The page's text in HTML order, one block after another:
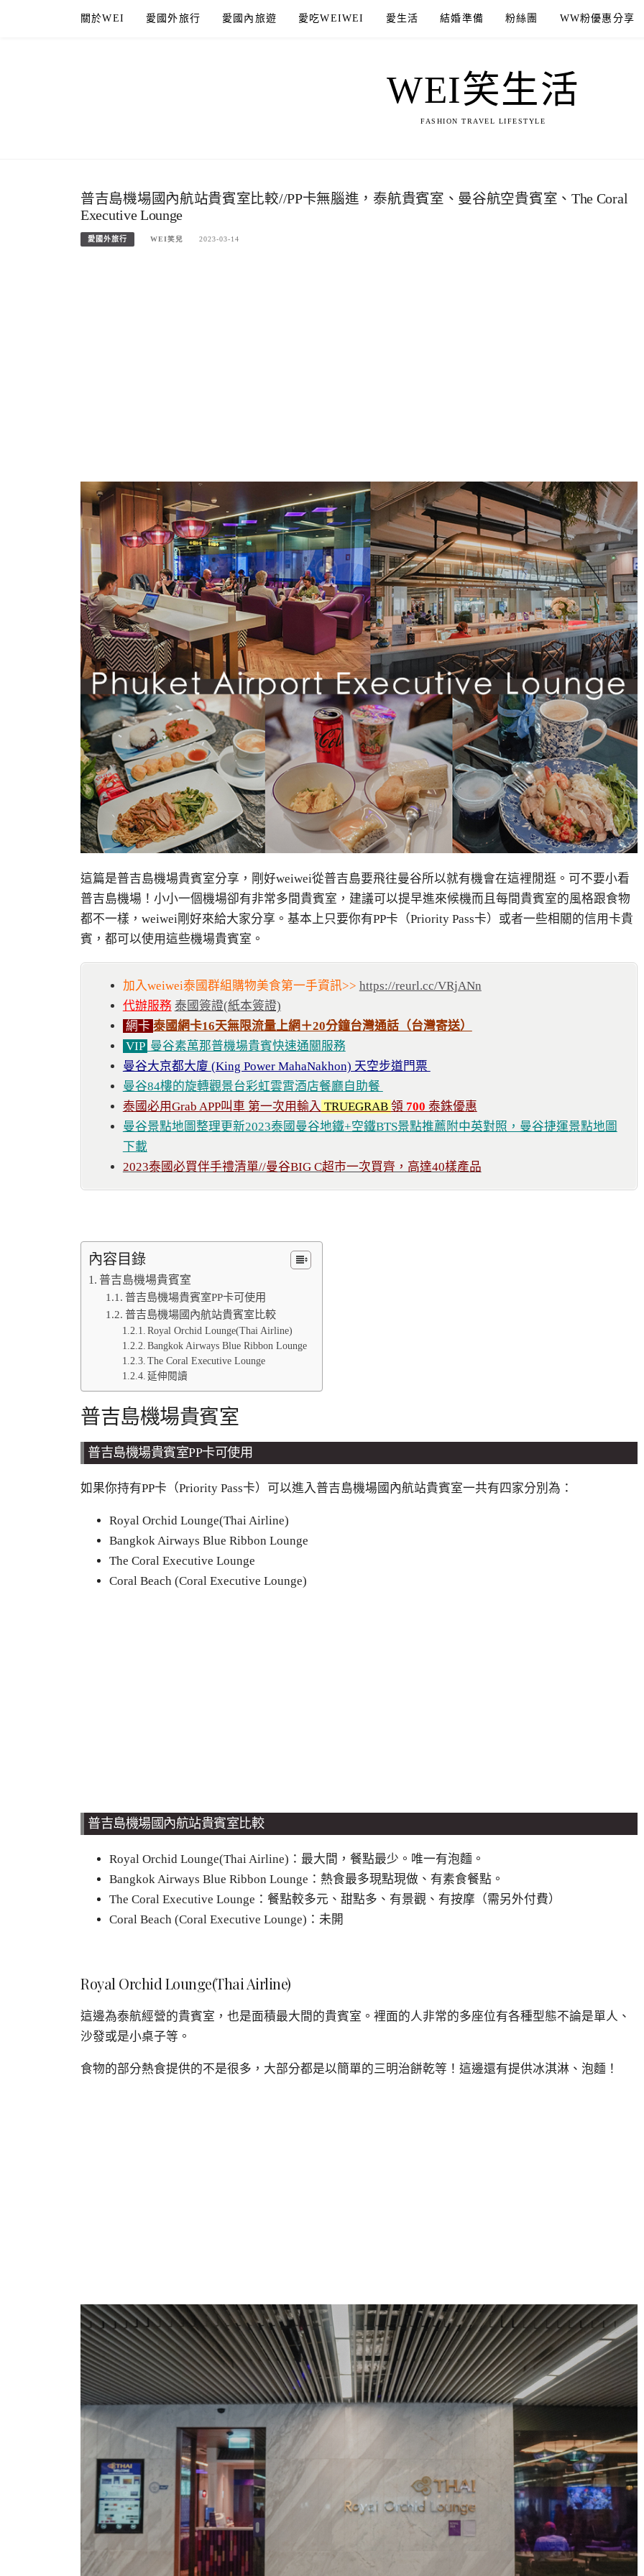
關於WEI 愛國外旅行 愛國內旅遊 愛吃WEIWEI 愛生活 結婚準備 粉絲團 WW粉優惠分享
WEI笑生活
FASHION TRAVEL LIFESTYLE
普吉島機場國內航站貴賓室比較//PP卡無腦進，泰航貴賓室、曼谷航空貴賓室、The Coral
Executive Lounge
愛國外旅行 WEI笑兒 2023-03-14
這篇是普吉島機場貴賓室分享，剛好weiwei從普吉島要飛往曼谷所以就有機會在這裡閒逛。可不要小看
普吉島機場！小小一個機場卻有非常多間貴賓室，建議可以提早進來候機而且每間貴賓室的風格跟食物
都不一樣，weiwei剛好來給大家分享。基本上只要你有PP卡（Priority Pass卡）或者一些相關的信用卡貴
賓，都可以使用這些機場貴賓室。
加入weiwei泰國群組購物美食第一手資訊>> https://reurl.cc/VRjANn
代辦服務 泰國簽證(紙本簽證)
網卡 泰國網卡16天無限流量上網＋20分鐘台灣通話（台灣寄送）
VIP 曼谷素萬那普機場貴賓快速通關服務
曼谷大京都大廈 (King Power MahaNakhon) 天空步道門票
曼谷84樓的旋轉觀景台彩虹雲霄酒店餐廳自助餐
泰國必用Grab APP叫車 第一次用輸入 TRUEGRAB 領 700 泰銖優惠
曼谷景點地圖整理更新2023泰國曼谷地鐵+空鐵BTS景點推薦附中英對照，曼谷捷運景點地圖
下載
2023泰國必買伴手禮清單//曼谷BIG C超市一次買齊，高達40樣產品
內容目錄
普吉島機場貴賓室
普吉島機場貴賓室PP卡可使用
普吉島機場國內航站貴賓室比較
Royal Orchid Lounge(Thai Airline)
Bangkok Airways Blue Ribbon Lounge
The Coral Executive Lounge
延伸閱讀
普吉島機場貴賓室
普吉島機場貴賓室PP卡可使用
如果你持有PP卡（Priority Pass卡）可以進入普吉島機場國內航站貴賓室一共有四家分別為：
Royal Orchid Lounge(Thai Airline)
Bangkok Airways Blue Ribbon Lounge
The Coral Executive Lounge
Coral Beach (Coral Executive Lounge)
普吉島機場國內航站貴賓室比較
Royal Orchid Lounge(Thai Airline)：最大間，餐點最少。唯一有泡麵。
Bangkok Airways Blue Ribbon Lounge：熱食最多現點現做、有素食餐點。
The Coral Executive Lounge：餐點較多元、甜點多、有景觀、有按摩（需另外付費）
Coral Beach (Coral Executive Lounge)：未開
Royal Orchid Lounge(Thai Airline)
這邊為泰航經營的貴賓室，也是面積最大間的貴賓室。裡面的人非常的多座位有各種型態不論是單人、
沙發或是小桌子等。
食物的部分熱食提供的不是很多，大部分都是以簡單的三明治餅乾等！這邊還有提供冰淇淋、泡麵！